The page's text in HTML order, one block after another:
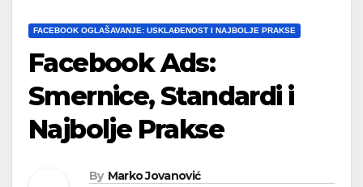
FACEBOOK OGLAŠAVANJE: USKLAĐENOST I NAJBOLJE PRAKSE
Facebook Ads:
Smernice, Standardi i
Najbolje Prakse
By Marko Jovanović